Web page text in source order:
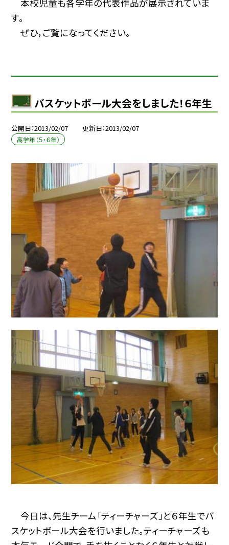
本校児童も各学年の代表作品が展示されていま
す。
ぜひ，ご覧になってください。
バスケットボール大会をしました！６年生
公開日 2013/02/07 更新日 2013/02/07
高学年（５・６年）
今日は、先生チーム「ティーチャーズ」と６年生でバ
スケットボール大会を行いました。ティーチャーズも